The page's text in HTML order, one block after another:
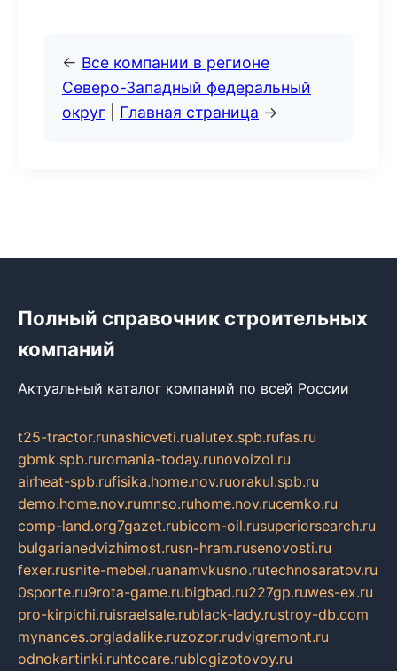
← Все компании в регионе
Северо-Западный федеральный
округ
Главная страница →
Полный справочник строительных
компаний
Актуальный каталог компаний по всей России
t25-tractor.runashicveti.rualutex.spb.rufas.ru
gbmk.spb.ruromania-today.runovoizol.ru
airheat-spb.rufisika.home.nov.ruorakul.spb.ru
demo.home.nov.rumnso.ruhome.nov.rucemko.ru
comp-land.org7gazet.rubicom-oil.rusuperiorsearch.ru
bulgarianedvizhimost.rusn-hram.rusenovosti.ru
fexer.rusnite-mebel.ruanamvkusno.rutechnosaratov.ru
0sporte.ru9rota-game.rubigbad.ru227gp.ruwes-ex.ru
pro-kirpichi.ruisraelsale.rublack-lady.rustroy-db.com
mynances.orgladalike.ruzozor.rudvigremont.ru
odnokartinki.ruhtccare.rublogizotovoy.ru